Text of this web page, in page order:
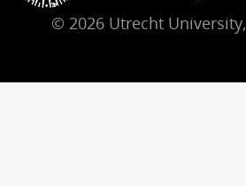
© 2026 Utrecht University,